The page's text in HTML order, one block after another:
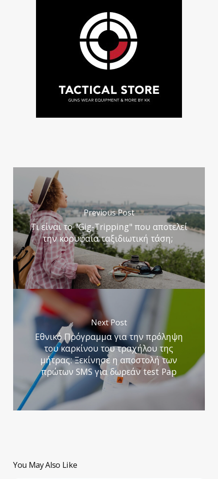
Previous Post
Τι είναι το "Gig-Tripping" που αποτελεί
την κορυφαία ταξιδιωτική τάση;
Next Post
Εθνικό Πρόγραμμα για την πρόληψη
του καρκίνου του τραχήλου της
μήτρας: Ξεκίνησε η αποστολή των
πρώτων SMS για δωρεάν test Pap
You May Also Like